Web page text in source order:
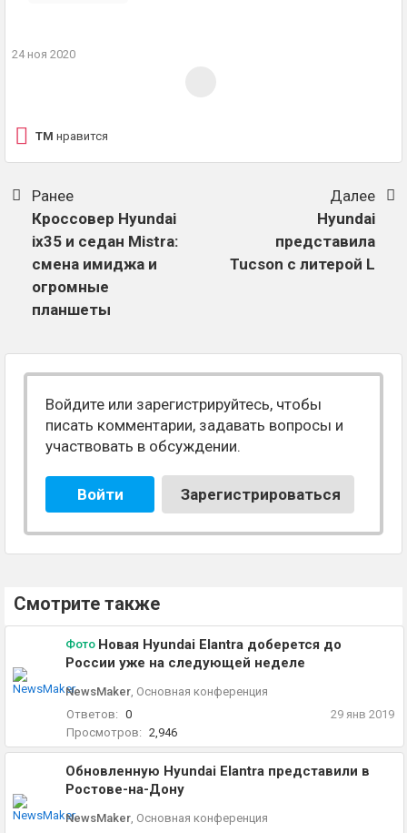
24 ноя 2020
TM нравится
Ранее
Кроссовер Hyundai
ix35 и седан Mistra:
смена имиджа и
огромные
планшеты
Далее
Hyundai
представила
Tucson с литерой L
Войдите или зарегистрируйтесь, чтобы
писать комментарии, задавать вопросы и
участвовать в обсуждении.
Войти Зарегистрироваться
Смотрите также
Фото Новая Hyundai Elantra доберется до
России уже на следующей неделе
NewsMaker, Основная конференция
Ответов: 0
Просмотров: 2,946
29 янв 2019
Обновленную Hyundai Elantra представили в
Ростове-на-Дону
NewsMaker, Основная конференция